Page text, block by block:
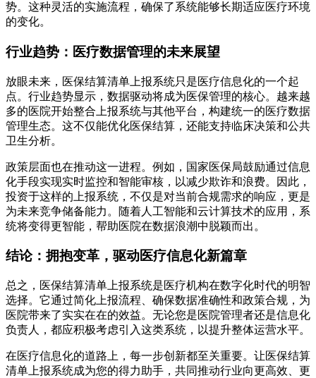
势。这种灵活的实施流程，确保了系统能够长期适应医疗环境
的变化。
行业趋势：医疗数据管理的未来展望
放眼未来，医保结算清单上报系统只是医疗信息化的一个起
点。行业趋势显示，数据驱动将成为医保管理的核心。越来越
多的医院开始整合上报系统与其他平台，构建统一的医疗数据
管理生态。这不仅能优化医保结算，还能支持临床决策和公共
卫生分析。
政策层面也在推动这一进程。例如，国家医保局鼓励通过信息
化手段实现实时监控和智能审核，以减少欺诈和浪费。因此，
投资于这样的上报系统，不仅是对当前合规需求的响应，更是
为未来竞争储备能力。随着人工智能和云计算技术的应用，系
统将变得更智能，帮助医院在数据浪潮中脱颖而出。
结论：拥抱变革，驱动医疗信息化新篇章
总之，医保结算清单上报系统是医疗机构在数字化时代的明智
选择。它通过简化上报流程、确保数据准确性和政策合规，为
医院带来了实实在在的效益。无论您是医院管理者还是信息化
负责人，都应积极考虑引入这类系统，以提升整体运营水平。
在医疗信息化的道路上，每一步创新都至关重要。让医保结算
清单上报系统成为您的得力助手，共同推动行业向更高效、更